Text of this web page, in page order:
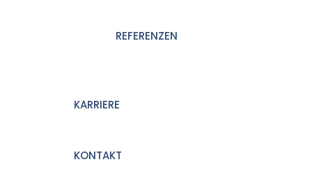
REFERENZEN
KARRIERE
KONTAKT